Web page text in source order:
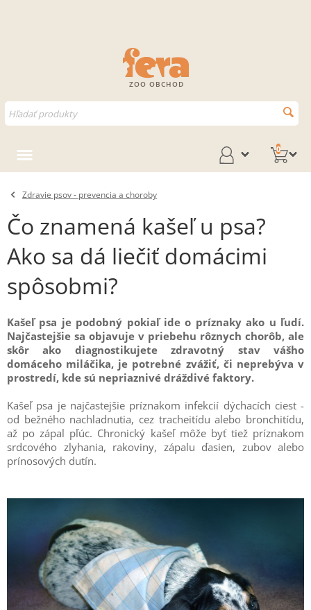
ZOO OBCHOD
0
Zdravie psov - prevencia a choroby
Čo znamená kašeľ u psa?
Ako sa dá liečiť domácimi
spôsobmi?
Kašeľ psa je podobný pokiaľ ide o príznaky ako u ľudí.
Najčastejšie sa objavuje v priebehu rôznych chorôb, ale
skôr ako diagnostikujete zdravotný stav vášho
domáceho miláčika, je potrebné zvážiť, či neprebýva v
prostredí, kde sú nepriaznivé dráždivé faktory.
Kašeľ psa je najčastejšie príznakom infekcií dýchacích ciest -
od bežného nachladnutia, cez tracheitídu alebo bronchitídu,
až po zápal pľúc. Chronický kašeľ môže byť tiež príznakom
srdcového zlyhania, rakoviny, zápalu ďasien, zubov alebo
prínosových dutín.